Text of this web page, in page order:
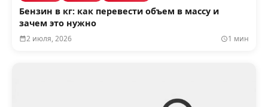
Бензин в кг: как перевести объем в массу и
зачем это нужно
2 июля, 2026 1 мин